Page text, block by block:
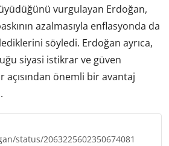
vurgulayan Erdoğan,
azalmasıyla enflasyonda da
söyledi. Erdoğan ayrıca,
siyasi istikrar ve güven
açısından önemli bir avantaj
status/2063225602350674081